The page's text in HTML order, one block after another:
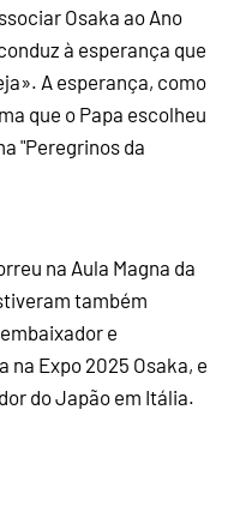
Osaka ao Ano
à esperança que
A esperança, como
que o Papa escolheu
"Peregrinos da
na Aula Magna da
também
e
na Expo 2025 Osaka, e
do Japão em Itália.